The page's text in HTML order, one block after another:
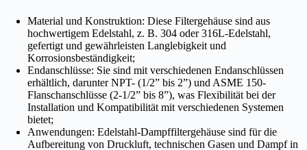
Material und Konstruktion: Diese Filtergehäuse sind aus
hochwertigem Edelstahl, z. B. 304 oder 316L-Edelstahl,
gefertigt und gewährleisten Langlebigkeit und
Korrosionsbeständigkeit;
Endanschlüsse: Sie sind mit verschiedenen Endanschlüssen
erhältlich, darunter NPT- (1/2” bis 2”) und ASME 150-
Flanschanschlüsse (2-1/2” bis 8”), was Flexibilität bei der
Installation und Kompatibilität mit verschiedenen Systemen
bietet;
Anwendungen: Edelstahl-Dampffiltergehäuse sind für die
Aufbereitung von Druckluft, technischen Gasen und Dampf in